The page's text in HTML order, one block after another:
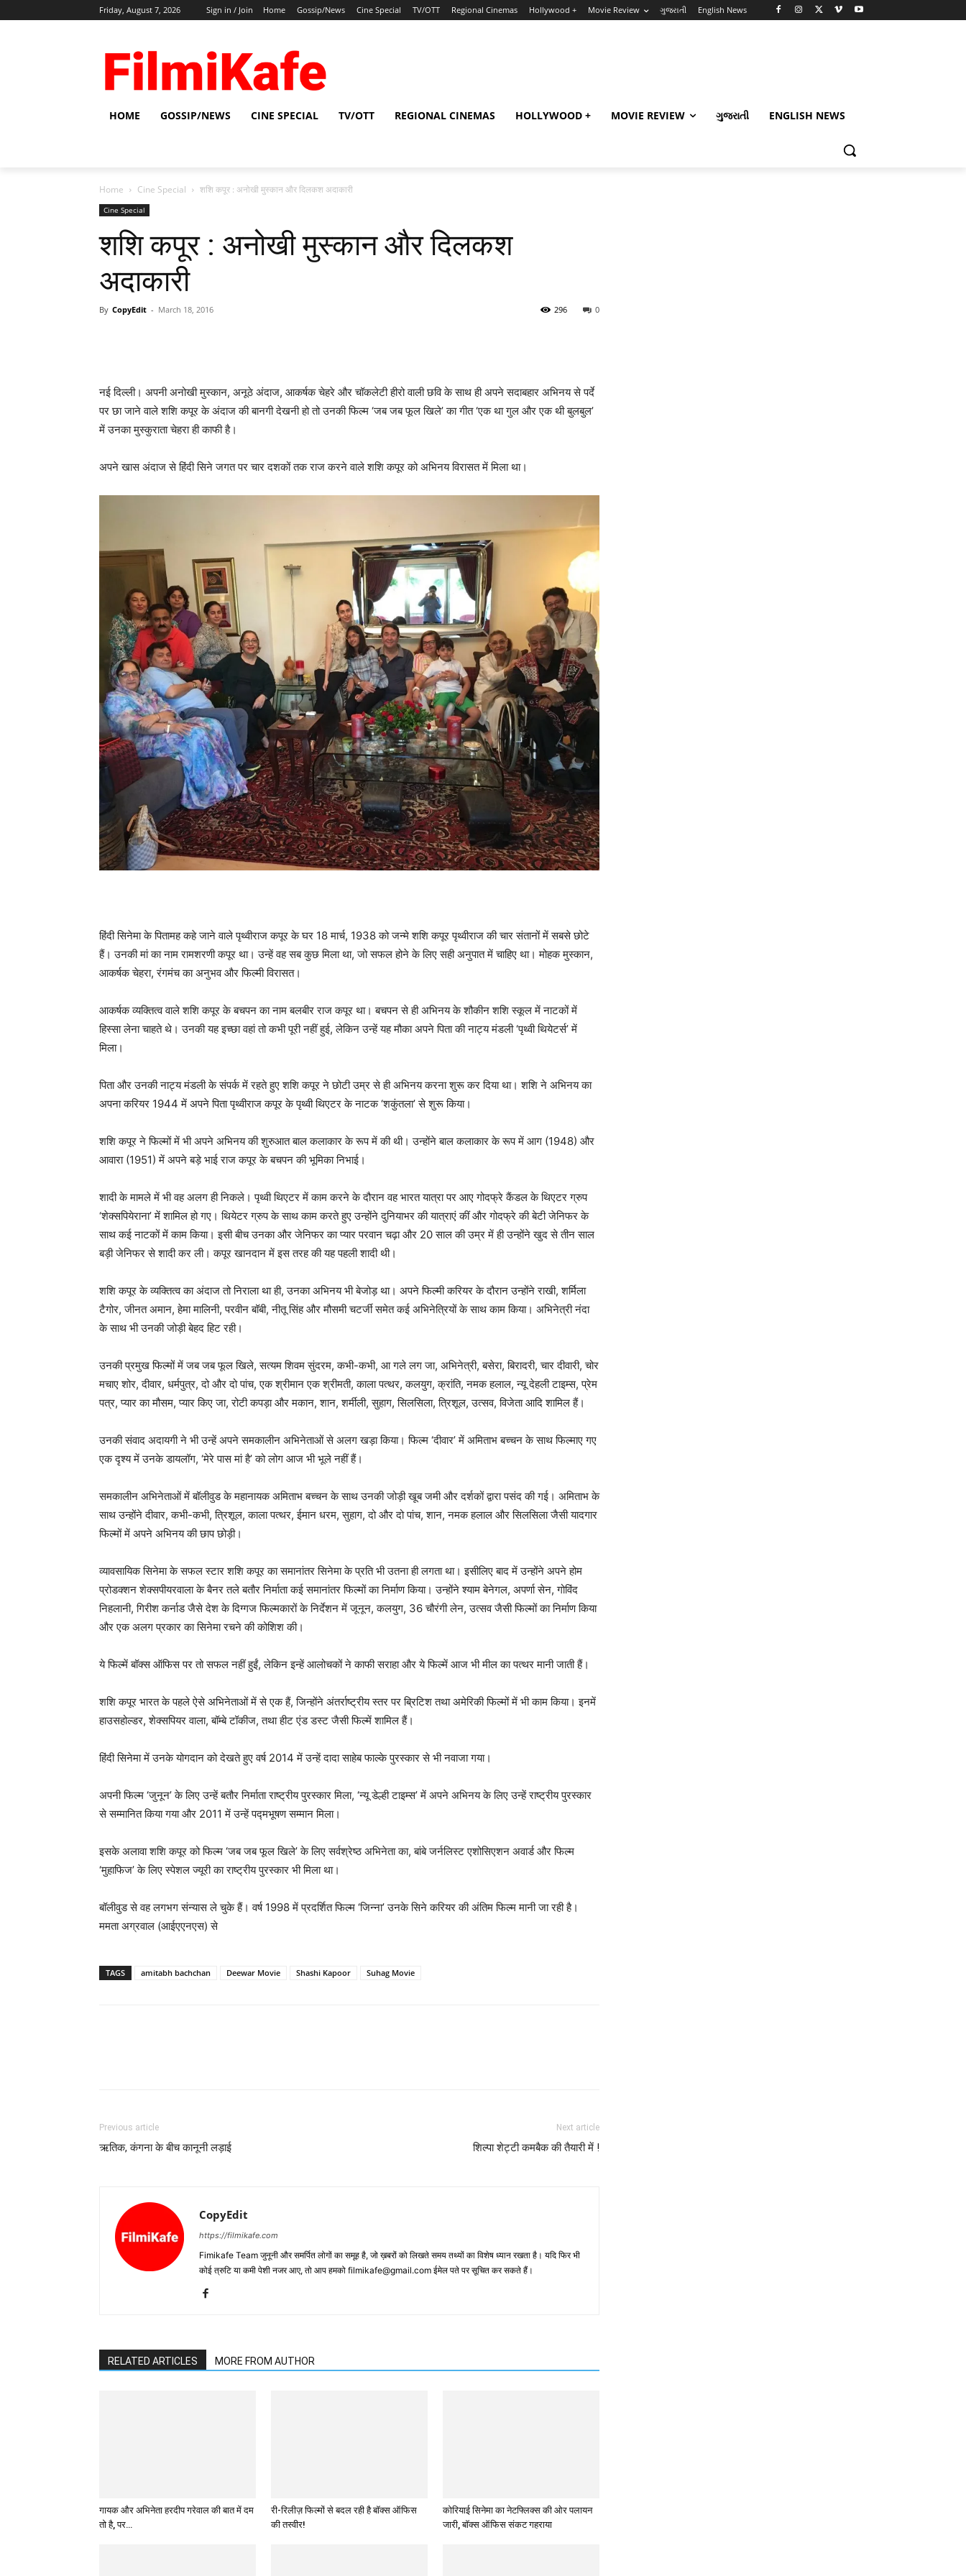
Friday, August 7, 2026 Sign in / Join Home Gossip/News Cine Special TV/OTT Regional Cinemas Hollywood + Movie Review ગુજરાતી English News
HOME GOSSIP/NEWS CINE SPECIAL TV/OTT REGIONAL CINEMAS HOLLYWOOD + MOVIE REVIEW ગુજરાતી ENGLISH NEWS
Home Cine Special शशि कपूर : अनोखी मुस्कान और दिलकश अदाकारी
Cine Special
शशि कपूर : अनोखी मुस्कान और दिलकश
अदाकारी
By CopyEdit - March 18, 2016 0
296
नई दिल्ली। अपनी अनोखी मुस्कान, अनूठे अंदाज, आकर्षक चेहरे और चॉकलेटी हीरो वाली छवि के साथ ही अपने सदाबहार अभिनय से पर्दे
पर छा जाने वाले शशि कपूर के अंदाज की बानगी देखनी हो तो उनकी फिल्म ‘जब जब फूल खिले’ का गीत ‘एक था गुल और एक थी बुलबुल’
में उनका मुस्कुराता चेहरा ही काफी है।
अपने खास अंदाज से हिंदी सिने जगत पर चार दशकों तक राज करने वाले शशि कपूर को अभिनय विरासत में मिला था।
हिंदी सिनेमा के पितामह कहे जाने वाले पृथ्वीराज कपूर के घर 18 मार्च, 1938 को जन्मे शशि कपूर पृथ्वीराज की चार संतानों में सबसे छोटे
हैं। उनकी मां का नाम रामशरणी कपूर था। उन्हें वह सब कुछ मिला था, जो सफल होने के लिए सही अनुपात में चाहिए था। मोहक मुस्कान,
आकर्षक चेहरा, रंगमंच का अनुभव और फिल्मी विरासत।
आकर्षक व्यक्तित्व वाले शशि कपूर के बचपन का नाम बलबीर राज कपूर था। बचपन से ही अभिनय के शौकीन शशि स्कूल में नाटकों में
हिस्सा लेना चाहते थे। उनकी यह इच्छा वहां तो कभी पूरी नहीं हुई, लेकिन उन्हें यह मौका अपने पिता की नाट्य मंडली ‘पृथ्वी थियेटर्स’ में
मिला।
पिता और उनकी नाट्य मंडली के संपर्क में रहते हुए शशि कपूर ने छोटी उम्र से ही अभिनय करना शुरू कर दिया था। शशि ने अभिनय का
अपना करियर 1944 में अपने पिता पृथ्वीराज कपूर के पृथ्वी थिएटर के नाटक ‘शकुंतला’ से शुरू किया।
शशि कपूर ने फिल्मों में भी अपने अभिनय की शुरुआत बाल कलाकार के रूप में की थी। उन्होंने बाल कलाकार के रूप में आग (1948) और
आवारा (1951) में अपने बड़े भाई राज कपूर के बचपन की भूमिका निभाई।
शादी के मामले में भी वह अलग ही निकले। पृथ्वी थिएटर में काम करने के दौरान वह भारत यात्रा पर आए गोदफ्रे कैंडल के थिएटर ग्रुप
‘शेक्सपियेराना’ में शामिल हो गए। थियेटर ग्रुप के साथ काम करते हुए उन्होंने दुनियाभर की यात्राएं कीं और गोदफ्रे की बेटी जेनिफर के
साथ कई नाटकों में काम किया। इसी बीच उनका और जेनिफर का प्यार परवान चढ़ा और 20 साल की उम्र में ही उन्होंने खुद से तीन साल
बड़ी जेनिफर से शादी कर ली। कपूर खानदान में इस तरह की यह पहली शादी थी।
शशि कपूर के व्यक्तित्व का अंदाज तो निराला था ही, उनका अभिनय भी बेजोड़ था। अपने फिल्मी करियर के दौरान उन्होंने राखी, शर्मिला
टैगोर, जीनत अमान, हेमा मालिनी, परवीन बॉबी, नीतू सिंह और मौसमी चटर्जी समेत कई अभिनेत्रियों के साथ काम किया। अभिनेत्री नंदा
के साथ भी उनकी जोड़ी बेहद हिट रही।
उनकी प्रमुख फिल्मों में जब जब फूल खिले, सत्यम शिवम सुंदरम, कभी-कभी, आ गले लग जा, अभिनेत्री, बसेरा, बिरादरी, चार दीवारी, चोर
मचाए शोर, दीवार, धर्मपुत्र, दो और दो पांच, एक श्रीमान एक श्रीमती, काला पत्थर, कलयुग, क्रांति, नमक हलाल, न्यू देहली टाइम्स, प्रेम
पत्र, प्यार का मौसम, प्यार किए जा, रोटी कपड़ा और मकान, शान, शर्मीली, सुहाग, सिलसिला, त्रिशूल, उत्सव, विजेता आदि शामिल हैं।
उनकी संवाद अदायगी ने भी उन्हें अपने समकालीन अभिनेताओं से अलग खड़ा किया। फिल्म ‘दीवार’ में अमिताभ बच्चन के साथ फिल्माए गए
एक दृश्य में उनके डायलॉग, ‘मेरे पास मां है’ को लोग आज भी भूले नहीं हैं।
समकालीन अभिनेताओं में बॉलीवुड के महानायक अमिताभ बच्चन के साथ उनकी जोड़ी खूब जमी और दर्शकों द्वारा पसंद की गई। अमिताभ के
साथ उन्होंने दीवार, कभी-कभी, त्रिशूल, काला पत्थर, ईमान धरम, सुहाग, दो और दो पांच, शान, नमक हलाल और सिलसिला जैसी यादगार
फिल्मों में अपने अभिनय की छाप छोड़ी।
व्यावसायिक सिनेमा के सफल स्टार शशि कपूर का समानांतर सिनेमा के प्रति भी उतना ही लगता था। इसीलिए बाद में उन्होंने अपने होम
प्रोडक्शन शेक्सपीयरवाला के बैनर तले बतौर निर्माता कई समानांतर फिल्मों का निर्माण किया। उन्होंने श्याम बेनेगल, अपर्णा सेन, गोविंद
निहलानी, गिरीश कर्नाड जैसे देश के दिग्गज फिल्मकारों के निर्देशन में जूनून, कलयुग, 36 चौरंगी लेन, उत्सव जैसी फिल्मों का निर्माण किया
और एक अलग प्रकार का सिनेमा रचने की कोशिश की।
ये फिल्में बॉक्स ऑफिस पर तो सफल नहीं हुईं, लेकिन इन्हें आलोचकों ने काफी सराहा और ये फिल्में आज भी मील का पत्थर मानी जाती हैं।
शशि कपूर भारत के पहले ऐसे अभिनेताओं में से एक हैं, जिन्होंने अंतर्राष्ट्रीय स्तर पर ब्रिटिश तथा अमेरिकी फिल्मों में भी काम किया। इनमें
हाउसहोल्डर, शेक्सपियर वाला, बॉम्बे टॉकीज, तथा हीट एंड डस्ट जैसी फिल्में शामिल हैं।
हिंदी सिनेमा में उनके योगदान को देखते हुए वर्ष 2014 में उन्हें दादा साहेब फाल्के पुरस्कार से भी नवाजा गया।
अपनी फिल्म ‘जुनून’ के लिए उन्हें बतौर निर्माता राष्ट्रीय पुरस्कार मिला, ‘न्यू डेल्ही टाइम्स’ में अपने अभिनय के लिए उन्हें राष्ट्रीय पुरस्कार
से सम्मानित किया गया और 2011 में उन्हें पद्मभूषण सम्मान मिला।
इसके अलावा शशि कपूर को फिल्म ‘जब जब फूल खिले’ के लिए सर्वश्रेष्ठ अभिनेता का, बांबे जर्नलिस्ट एशोसिएशन अवार्ड और फिल्म
‘मुहाफिज’ के लिए स्पेशल ज्यूरी का राष्ट्रीय पुरस्कार भी मिला था।
बॉलीवुड से वह लगभग संन्यास ले चुके हैं। वर्ष 1998 में प्रदर्शित फिल्म ‘जिन्ना’ उनके सिने करियर की अंतिम फिल्म मानी जा रही है।
ममता अग्रवाल (आईएएनएस) से
TAGS amitabh bachchan Deewar Movie Shashi Kapoor Suhag Movie
Previous article
ऋतिक, कंगना के बीच कानूनी लड़ाई
Next article
शिल्‍पा शेट्टी कमबैक की तैयारी में !
CopyEdit
https://filmikafe.com
Fimikafe Team जुनूनी और समर्पित लोगों का समूह है, जो ख़बरों को लिखते समय तथ्‍यों का विशेष ध्‍यान रखता है। यदि फिर भी
कोई त्रुटि या कमी पेशी नजर आए, तो आप हमको filmikafe@gmail.com ईमेल पते पर सूचित कर सकते हैं।
RELATED ARTICLES MORE FROM AUTHOR
गायक और अभिनेता हरदीप गरेवाल की बात में दम
तो है, पर…
री-रिलीज़ फिल्मों से बदल रही है बॉक्स ऑफिस
की तस्वीर!
कोरियाई सिनेमा का नेटफ्लिक्स की ओर पलायन
जारी, बॉक्स ऑफिस संकट गहराया